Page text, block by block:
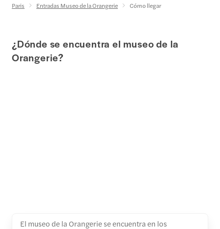
Paris Entradas Museo de la Orangerie Cómo llegar
¿Dónde se encuentra el museo de la
Orangerie?
El museo de la Orangerie se encuentra en los